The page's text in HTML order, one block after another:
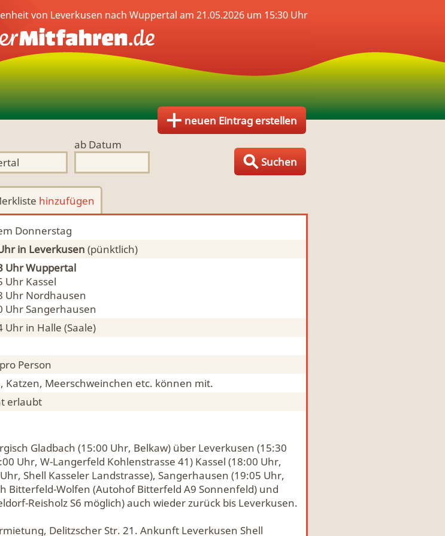
neuen Eintrag erstellen
ab Datum
Suchen
von Leverkusen nach Wuppertal am 21.05.2026 um 15:30 Uhr
hinzufügen
Donnerstag
in Leverkusen (pünktlich)
UhrWuppertal
Uhr Kassel
Uhr Nordhausen
UhrSangerhausen
Uhr in Halle (Saale)
Person
Katzen, Meerschweinchen etc. können mit.
erlaubt
Gladbach (15:00 Uhr, Belkaw) über Leverkusen (15:30
Uhr, W-Langerfeld Kohlenstrasse 41) Kassel (18:00 Uhr,
Shell Kasseler Landstrasse), Sangerhausen (19:05 Uhr,
Bitterfeld-Wolfen (Autohof Bitterfeld A9 Sonnenfeld) und
Reisholz S6 möglich) auch wieder zurück bis Leverkusen.
Delitzscher Str. 21. Ankunft Leverkusen Shell